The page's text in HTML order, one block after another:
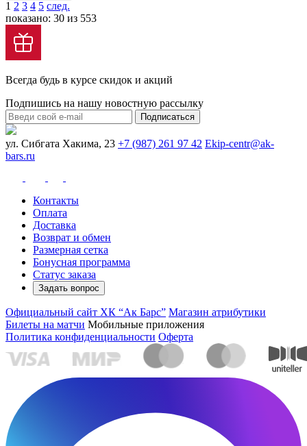
1 2 3 4 5 след.
показано: 30 из 553
Всегда будь в курсе скидок и акций
Подпишись на нашу новостную рассылку
Подписаться
ул. Сибгата Хакима, 23 +7 (987) 261 97 42 Ekip-centr@ak-
bars.ru
Контакты
Оплата
Доставка
Возврат и обмен
Размерная сетка
Бонусная программа
Статус заказа
Задать вопрос
Официальный сайт ХК “Ак Барс” Магазин атрибутики
Билеты на матчи Мобильные приложения
Политика конфиденциальности Оферта